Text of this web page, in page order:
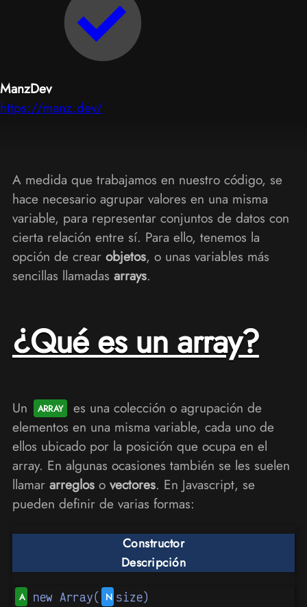
ManzDev
https://manz.dev/
A medida que trabajamos en nuestro código, se
hace necesario agrupar valores en una misma
variable, para representar conjuntos de datos con
cierta relación entre sí. Para ello, tenemos la
opción de crear objetos, o unas variables más
sencillas llamadas arrays.
¿Qué es un array?
Un
es una colección o agrupación de
elementos en una misma variable, cada uno de
ellos ubicado por la posición que ocupa en el
array. En algunas ocasiones también se les suelen
llamar arregloso vectores. En Javascript, se
pueden definir de varias formas:
Constructor
Descripción
new Array( size)